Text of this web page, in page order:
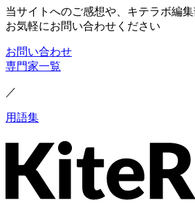
当サイトへのご感想や、キテラボ編
お気軽にお問い合わせください
お問い合わせ
専門家一覧
／
用語集